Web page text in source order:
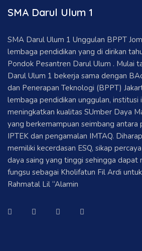
SMA Darul Ulum 1
SMA Darul Ulum 1 Unggulan BPPT
lembaga pendidikan yang di dirikan
Pondok Pesantren Darul Ulum . Mulai
Darul Ulum 1 bekerja sama dengan
dan Penerapan Teknologi (BPPT)
lembaga pendidikan unggulan, institusi
meningkatkan kualitas SUmber Daya
yang berkemampuan seimbang antara
IPTEK dan pengamalan IMTAQ.
memiliki kecerdasan ESQ, sikap
daya saing yang tinggi sehingga dapat
fungsu sebagai Kholifatun Fil Ardi
Rahmatal Lil “Alamin